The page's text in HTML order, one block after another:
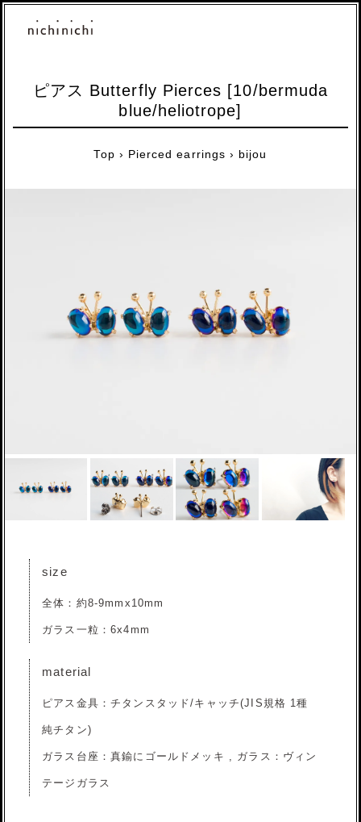
ピアス Butterfly Pierces [10/bermuda
blue/heliotrope]
Top › Pierced earrings › bijou
size
全体：約8-9mmx10mm
ガラス一粒：6x4mm
material
ピアス金具：チタンスタッド/キャッチ(JIS規格 1種
純チタン)
ガラス台座：真鍮にゴールドメッキ , ガラス：ヴィン
テージガラス